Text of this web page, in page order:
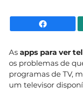
As apps para ver
os problemas de
programas de TV,
um televisor